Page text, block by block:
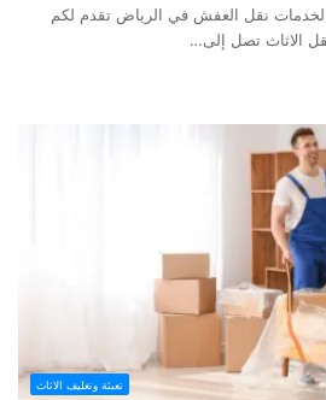
نقل العفش في الرياض تقدم لكم
الاثاث تصل إلى…
تعبئة وتغليف الاثاث